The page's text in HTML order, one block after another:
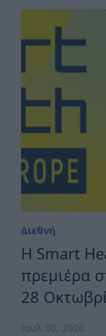
Διεθνή
H Smart
πρεμιέρα
28
Ιουλ 30, 2026